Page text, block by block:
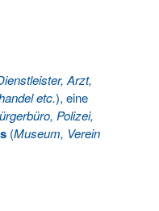
Arzt,
etc.), eine
Polizei,
(Museum, Verein